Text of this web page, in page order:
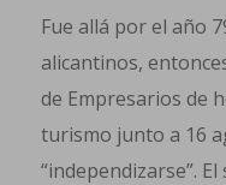
Fue allá por el año
alicantinos,
de Empresarios de
turismo junto a 16
“independizarse”.